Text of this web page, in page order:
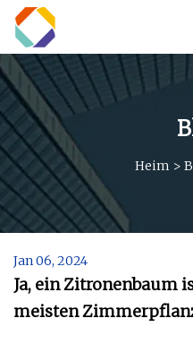
Heim >
Jan 06, 2024
Ja, ein Zitronenbaum
meisten